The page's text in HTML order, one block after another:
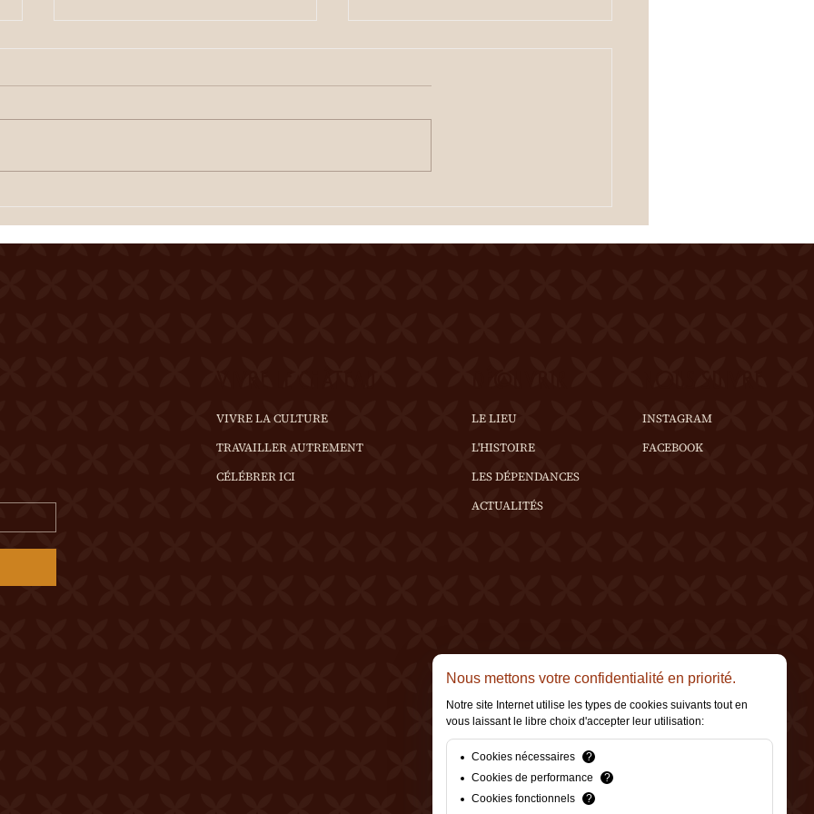
VIVRE LA CULTURE
TRAVAILLER AUTREMENT
CÉLÉBRER ICI
LE LIEU
L'HISTOIRE
LES DÉPENDANCES
ACTUALITÉS
INSTAGRAM
FACEBOOK
ETE SIERROIS (annonce
Mercier Entrée gratuite
est offerte à l'entracte. En cas
de temps incertain, se
ETE SIERROIS
Cour de la Ferme du Château
dégustation des crus du terroir
Nous mettons votre confidentialité en priorité.
Notre site Internet utilise les types de cookies suivants tout en
vous laissant le libre choix d'accepter leur utilisation:
Cookies nécessaires
?
Cookies de performance
?
Cookies fonctionnels
?